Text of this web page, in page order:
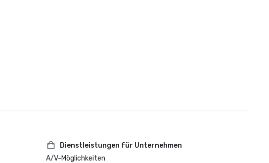
Dienstleistungen für Unternehmen
A/V-Möglichkeiten